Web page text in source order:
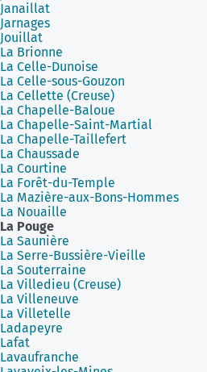
Janaillat
Jarnages
Jouillat
La Brionne
La Celle-Dunoise
La Celle-sous-Gouzon
La Cellette (Creuse)
La Chapelle-Baloue
La Chapelle-Saint-Martial
La Chapelle-Taillefert
La Chaussade
La Courtine
La Forêt-du-Temple
La Mazière-aux-Bons-Hommes
La Nouaille
La Pouge
La Saunière
La Serre-Bussière-Vieille
La Souterraine
La Villedieu (Creuse)
La Villeneuve
La Villetelle
Ladapeyre
Lafat
Lavaufranche